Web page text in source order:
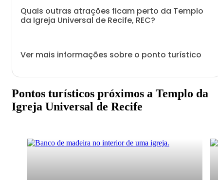
Quais outras atrações ficam perto da Templo
da Igreja Universal de Recife, REC?
Ver mais informações sobre o ponto turístico
Pontos turísticos próximos a Templo da
Igreja Universal de Recife